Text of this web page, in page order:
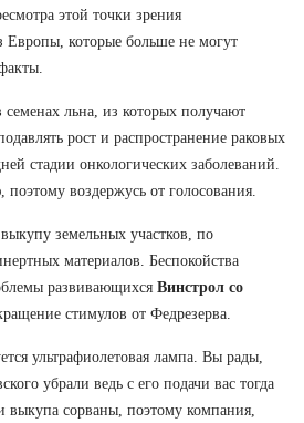
этой точки зрения
которые больше не могут
льна, из которых получают
рост и распространение раковых
стадии онкологических заболеваний.
воздержусь от голосования.
земельных участков, по
материалов. Беспокойства
развивающихся Винстрол со
стимулов от Федрезерва.
ультрафиолетовая лампа. Вы рады,
убрали ведь с его подачи вас тогда
выкупа сорваны, поэтому компания,